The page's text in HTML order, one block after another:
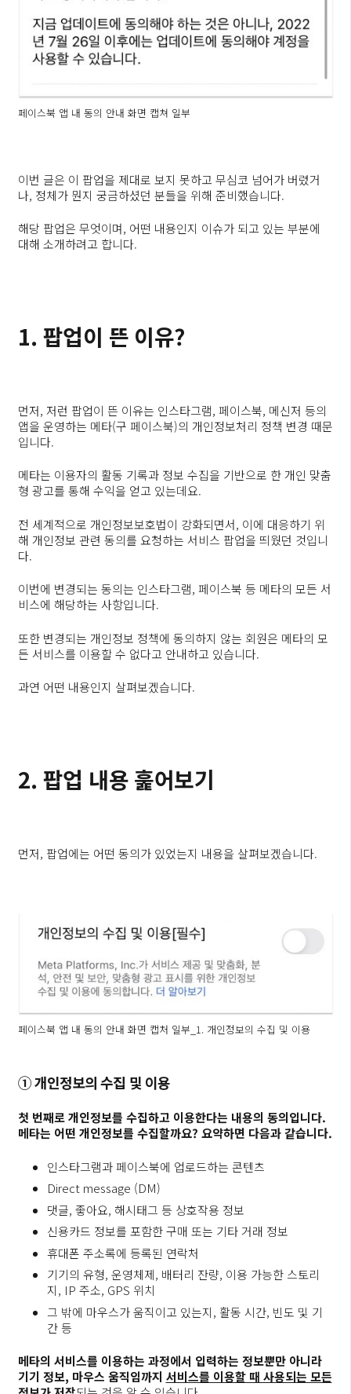
페이스북 앱 내 동의 안내 화면 캡쳐 일부
이번 글은 이 팝업을 제대로 보지 못하고 무심코 넘어가 버렸거
나, 정체가 뭔지 궁금하셨던 분들을 위해 준비했습니다.
해당 팝업은 무엇이며, 어떤 내용인지 이슈가 되고 있는 부분에
대해 소개하려고 합니다.
1. 팝업이 뜬 이유?
먼저, 저런 팝업이 뜬 이유는 인스타그램, 페이스북, 메신저 등의
앱을 운영하는 메타(구 페이스북)의 개인정보처리 정책 변경 때문
입니다.
메타는 이용자의 활동 기록과 정보 수집을 기반으로 한 개인 맞춤
형 광고를 통해 수익을 얻고 있는데요.
전 세계적으로 개인정보보호법이 강화되면서, 이에 대응하기 위
해 개인정보 관련 동의를 요청하는 서비스 팝업을 띄웠던 것입니
다.
이번에 변경되는 동의는 인스타그램, 페이스북 등 메타의 모든 서
비스에 해당하는 사항입니다.
또한 변경되는 개인정보 정책에 동의하지 않는 회원은 메타의 모
든 서비스를 이용할 수 없다고 안내하고 있습니다.
과연 어떤 내용인지 살펴보겠습니다.
2. 팝업 내용 훑어보기
먼저, 팝업에는 어떤 동의가 있었는지 내용을 살펴보겠습니다.
페이스북 앱 내 동의 안내 화면 캡처 일부_1. 개인정보의 수집 및 이용
① 개인정보의 수집 및 이용
첫 번째로 개인정보를 수집하고 이용한다는 내용의 동의입니다.
메타는 어떤 개인정보를 수집할까요? 요약하면 다음과 같습니다.
인스타그램과 페이스북에 업로드하는 콘텐츠
Direct message (DM)
댓글, 좋아요, 해시태그 등 상호작용 정보
신용카드 정보를 포함한 구매 또는 기타 거래 정보
휴대폰 주소록에 등록된 연락처
기기의 유형, 운영체제, 배터리 잔량, 이용 가능한 스토리
지, IP 주소, GPS 위치
그 밖에 마우스가 움직이고 있는지, 활동 시간, 빈도 및 기
간 등
메타의 서비스를 이용하는 과정에서 입력하는 정보뿐만 아니라
기기 정보, 마우스 움직임까지 서비스를 이용할 때 사용되는 모든